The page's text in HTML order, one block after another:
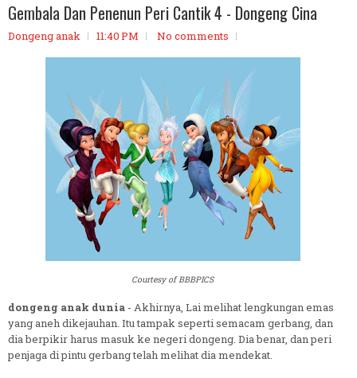
Gembala Dan Penenun Peri Cantik 4 - Dongeng Cina
Dongeng anak 11:40 PM No comments
Courtesy of BBBPICS
dongeng anak dunia - Akhirnya, Lai melihat lengkungan emas
yang aneh dikejauhan. Itu tampak seperti semacam gerbang, dan
dia berpikir harus masuk ke negeri dongeng. Dia benar, dan peri
penjaga di pintu gerbang telah melihat dia mendekat.